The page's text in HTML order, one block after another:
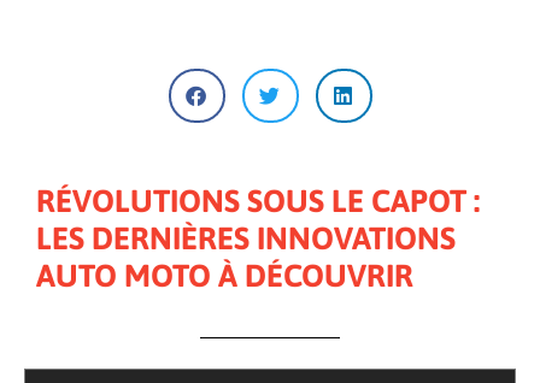
RÉVOLUTIONS SOUS LE CAPOT :
LES DERNIÈRES INNOVATIONS
AUTO MOTO À DÉCOUVRIR